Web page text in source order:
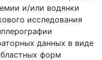
и/или водянки
исследования
данных в виде
форм